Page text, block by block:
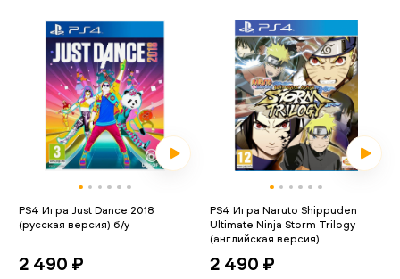
PS4 Игра Just Dance 2018
(русская версия) б/у
2 490 ₽
PS4 Игра Naruto Shippuden
Ultimate Ninja Storm Trilogy
(английская версия)
2 490 ₽